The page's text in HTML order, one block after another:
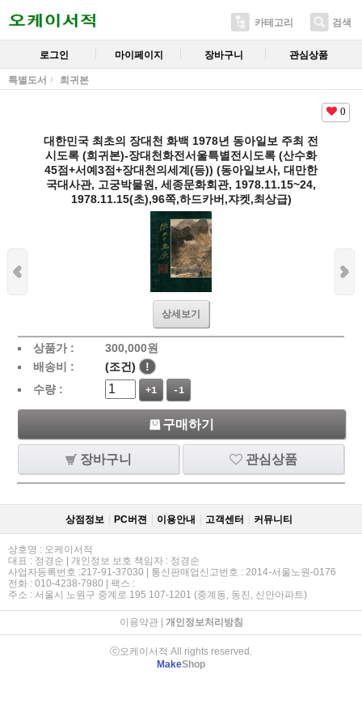
카테고리 검색
로그인 마이페이지 장바구니 관심상품
특별도서 희귀본
0
대한민국 최초의 장대천 화백 1978년 동아일보 주최 전
시도록 (희귀본)-장대천화전서울특별전시도록 (산수화
45점+서예3점+장대천의세계(등)) (동아일보사, 대만한
국대사관, 고궁박물원, 세종문화회관, 1978.11.15~24,
1978.11.15(초),96쪽,하드카버,쟈켓,최상급)
상세보기
상품가 : 300,000원
배송비 :
(조건)
!
수량 :
+1 -1
구매하기
장바구니 관심상품
상점정보 PC버젼 이용안내 고객센터 커뮤니티
상호명 : 오케이서적
대표 : 정경순 | 개인정보 보호 책임자 : 정경순
사업자등록번호 :217-91-37030 | 통신판매업신고번호 : 2014-서울노원-0176
전화 : 010-4238-7980 | 팩스 :
주소 : 서울시 노원구 중계로 195 107-1201 (중계동, 동진, 신안아파트)
이용약관| 개인정보처리방침
ⓒ오케이서적 All rights reserved.
MakeShop